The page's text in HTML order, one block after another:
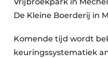
De Kleine Boerderij in
Komende tijd wordt
keuringssystematiek